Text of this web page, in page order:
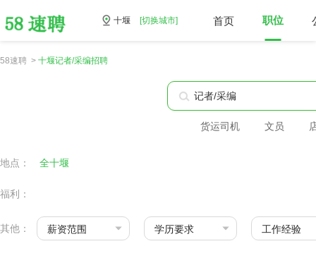
十堰 [切换城市] 首页 职位
58速聘 > 十堰记者/采编招聘
货运司机 文员
地点： 全十堰
福利：
其他： 薪资范围 学历要求 工作经验